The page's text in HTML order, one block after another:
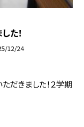
た！
12/24
だきました！２学期